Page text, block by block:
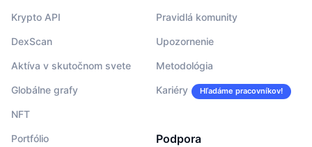
Krypto API
DexScan
Aktíva v skutočnom svete
Globálne grafy
NFT
Portfólio
Pravidlá komunity
Upozornenie
Metodológia
Kariéry Hľadáme pracovníkov!
Podpora